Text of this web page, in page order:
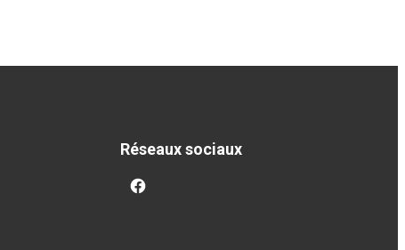
Réseaux sociaux
facebook